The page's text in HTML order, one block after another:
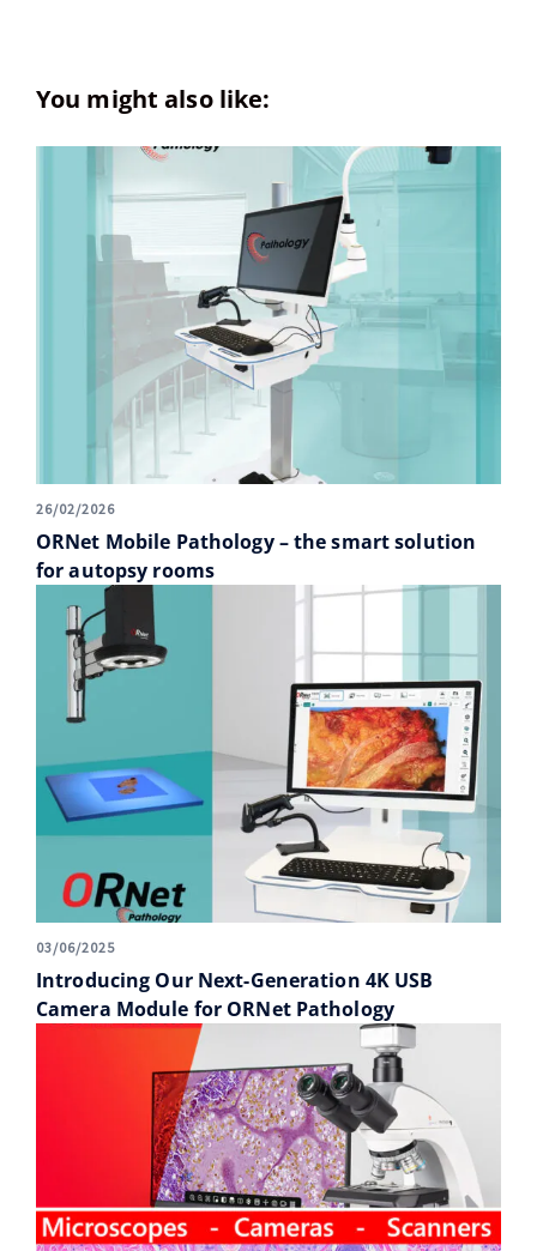
You might also like:
26/02/2026
ORNet Mobile Pathology – the smart solution
for autopsy rooms
03/06/2025
Introducing Our Next-Generation 4K USB
Camera Module for ORNet Pathology